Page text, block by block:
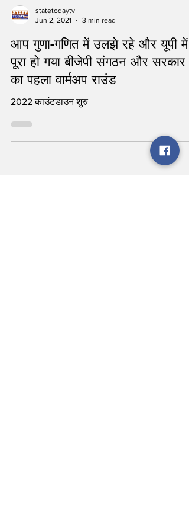
statetodaytv
Jun 2, 2021
3 min read
आप गुणा-गणित में उलझे रहे और यूपी में
का पहला वार्मअप राउंड